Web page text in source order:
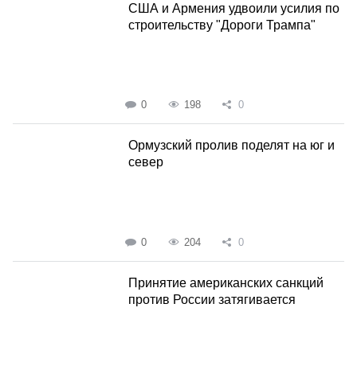
США и Армения удвоили усилия по
строительству "Дороги Трампа"
0 198 0
Ормузский пролив поделят на юг и
север
0 204 0
Принятие американских санкций
против России затягивается